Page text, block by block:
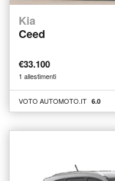
Kia
Ceed
€33.100
1 allestimenti
VOTO AUTOMOTO.IT 6.0